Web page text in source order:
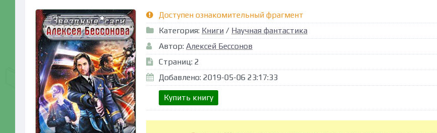
Доступен ознакомительный фрагмент
Категория: Книги / Научная фантастика
Автор: Алексей Бессонов
Страниц: 2
Добавлено: 2019-05-06 23:17:33
Купить книгу